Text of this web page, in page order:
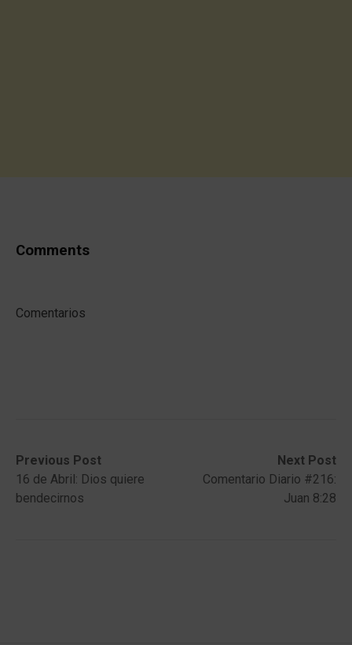
Comments
Comentarios
Post
navigation
Previous Post
Previous
post:16 de Abril: Dios quiere
bendecirnos
Next Post
Next
post:
Comentario Diario #216:
Juan 8:28